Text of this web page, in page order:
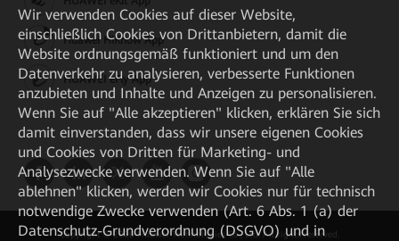
Huawei HiKnow App
HUAWEI eFly App
Copyright © 2026 Huawei Technologies Co., Ltd. All rights reserved.
Wir verwenden Cookies auf dieser Website,
einschließlich Cookies von Drittanbietern, damit die
Website ordnungsgemäß funktioniert und um den
Datenverkehr zu analysieren, verbesserte Funktionen
anzubieten und Inhalte und Anzeigen zu personalisieren.
Wenn Sie auf "Alle akzeptieren" klicken, erklären Sie sich
damit einverstanden, dass wir unsere eigenen Cookies
und Cookies von Dritten für Marketing- und
Analysezwecke verwenden. Wenn Sie auf "Alle
ablehnen" klicken, werden wir Cookies nur für technisch
notwendige Zwecke verwenden (Art. 6 Abs. 1 (a) der
Datenschutz-Grundverordnung (DSGVO) und in